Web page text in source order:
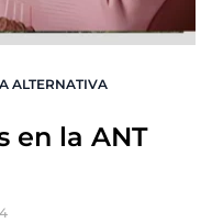
ALTERNATIVA
en la ANT